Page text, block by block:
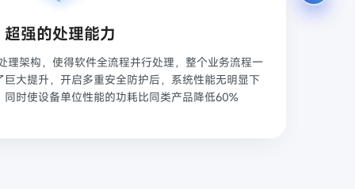
超强的处理能力
理架构，使得软件全流程并行处理，整个业务流程一
大提升，开启多重安全防护后，系统性能无明显下
时使设备单位性能的功耗比同类产品降低60%